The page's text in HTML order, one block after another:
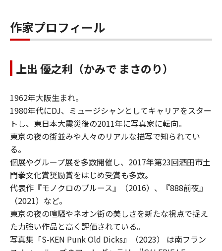
作家プロフィール
上出 優之利（かみで まさのり）
1962年大阪生まれ。​
1980年代にDJ、ミュージシャンとしてキャリアをスター
トし、東日本大震災後の2011年に写真家に転向。​
東京の夜の街並みや人々のリアルな描写で知られてい
る。​
個展やグループ展を多数開催し、2017年第23回酒田市土
門拳文化賞奨励賞をはじめ受賞も多数。​
代表作『モノクロのブルース』（2016）、『888前夜』
（2021）など。
東京の夜の喧騒やネオン街​の美しさを新たな視点で捉え
た力強い作品と高く評価されている。​
写真集「S-KEN Punk Old Dicks』（2023） は南フラン